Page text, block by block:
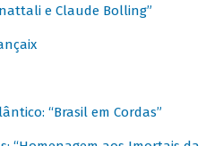
e Claude Bolling”
“Brasil em Cordas”